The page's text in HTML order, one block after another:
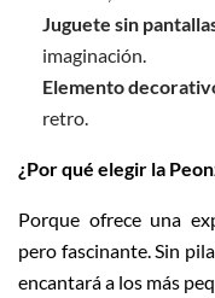
Juguete sin
imaginación.
Elemento
retro.
¿Por qué elegir la
Porque ofrece una
pero fascinante. Sin
encantará a los más